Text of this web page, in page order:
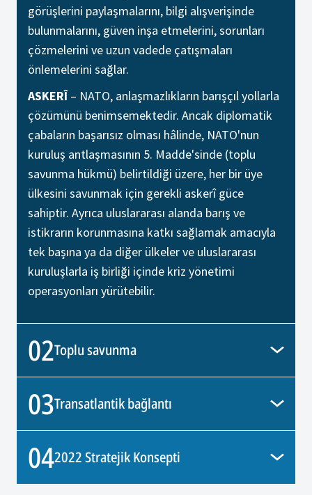
görüşlerini paylaşmalarını, bilgi alışverişinde
bulunmalarını, güven inşa etmelerini, sorunları
çözmelerini ve uzun vadede çatışmaları
önlemelerini sağlar.
ASKERÎ– NATO, anlaşmazlıkların barışçıl yollarla
çözümünü benimsemektedir. Ancak diplomatik
çabaların başarısız olması hâlinde, NATO'nun
kuruluş antlaşmasının 5. Madde'sinde (toplu
savunma hükmü) belirtildiği üzere, her bir üye
ülkesini savunmak için gerekli askerî güce
sahiptir. Ayrıca uluslararası alanda barış ve
istikrarın korunmasına katkı sağlamak amacıyla
tek başına ya da diğer ülkeler ve uluslararası
kuruluşlarla iş birliği içinde kriz yönetimi
operasyonları yürütebilir.
02Toplu savunma
03Transatlantik bağlantı
042022 Stratejik Konsepti